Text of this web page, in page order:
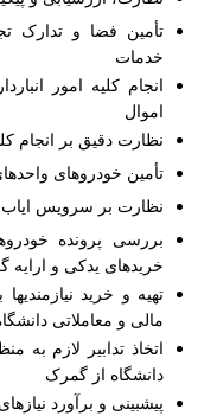
تأمین فضا و تدارک
خدمات
انجام کلیه امور
اموال
نظارت دقیق بر انجام
تأمین خودروهای
نظارت بر سرویس ایاب و
بررسی پرونده
خریدهای یدکی و ارایه
تهیه و خرید
مالی و معاملاتی دانشگاه
اتخاذ تدابیر لازم به
دانشگاه از گمرک
پیش­بینی و برآورد